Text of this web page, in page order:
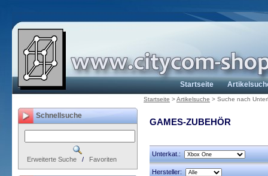
Startseite
Startseite >Artikelsuche > Suche nach
GAMES-ZUBEHÖR
Unterkat.:
Hersteller:
Schnellsuche
Erweiterte Suche / Favoriten